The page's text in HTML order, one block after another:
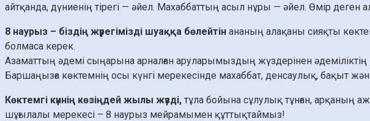
айтқанда, дүниенің тірегі — әйел. Махаббаттың асыл нұры — әйел. Өмір деген
8 наурыз – біздің жүрегімізді шуаққа бөлейтін ананың алақаны сияқты
болмаса керек.
Азаматтың әдемі сыңарына арналған аруларымыздың жүздерінен әдеміліктің
Баршаңызға көктемнің осы күнгі мерекесінде махаббат, денсаулық, бақыт
Көктемгі күннің көзіңдей жылы жүзді, тұла бойына сұлулық тұнған, арқаның
шұғылалы мерекесі – 8 наурыз мейрамымен құттықтаймыз!